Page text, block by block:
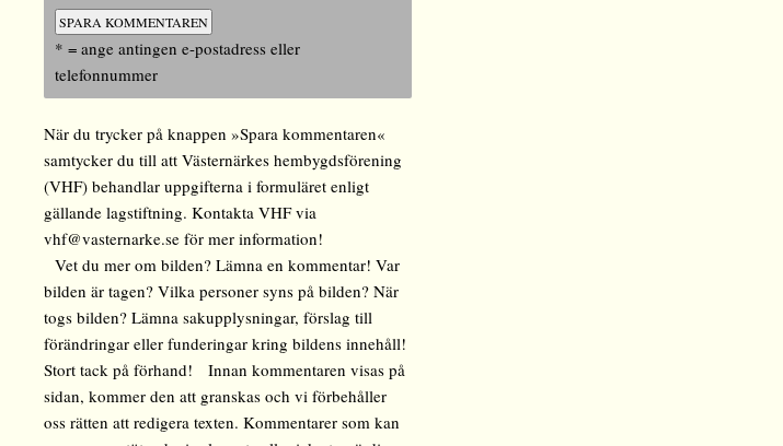
* = ange antingen e-postadress eller
telefonnummer
När du trycker på knappen »Spara kommentaren«
samtycker du till att Västernärkes hembygdsförening
(VHF) behandlar uppgifterna i formuläret enligt
gällande lagstiftning. Kontakta VHF via
vhf@vasternarke.se för mer information!
Vet du mer om bilden? Lämna en kommentar! Var
bilden är tagen? Vilka personer syns på bilden? När
togs bilden? Lämna sakupplysningar, förslag till
förändringar eller funderingar kring bildens innehåll!
Stort tack på förhand! Innan kommentaren visas på
sidan, kommer den att granskas och vi förbehåller
oss rätten att redigera texten. Kommentarer som kan